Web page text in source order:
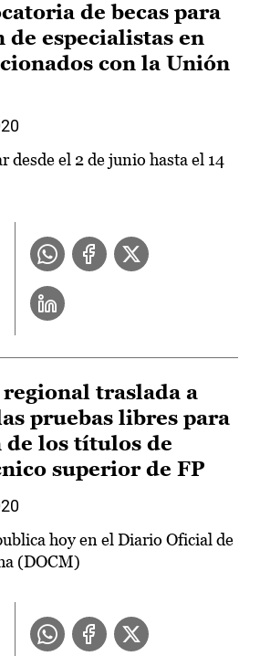
de becas para
especialistas en
con la Unión
desde el 2 de junio hasta el 14
traslada a
pruebas libres para
de los títulos de
superior de FP
hoy en el Diario Oficial de
(DOCM)